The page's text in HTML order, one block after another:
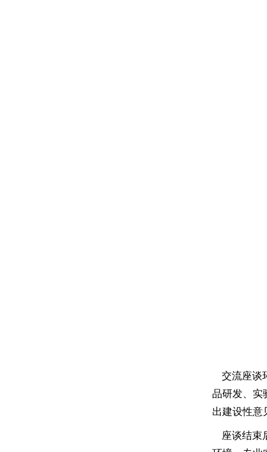
交流座谈
品研发、实
出建设性意
座谈结束